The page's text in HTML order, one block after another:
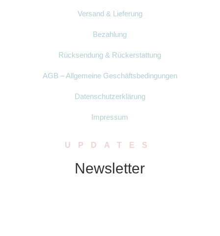
Versand & Lieferung
Bezahlung
Rücksendung & Rückerstattung
AGB – Allgemeine Geschäftsbedingungen
Datenschutzerklärung
Impressum
UPDATES
Newsletter